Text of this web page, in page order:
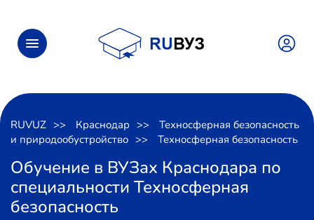
RUVUZ Краснодар
Техносферная безопасность
и природообустройство
Техносферная безопасность
Обучение в ВУЗах Краснодара по
специальности Техносферная
безопасность